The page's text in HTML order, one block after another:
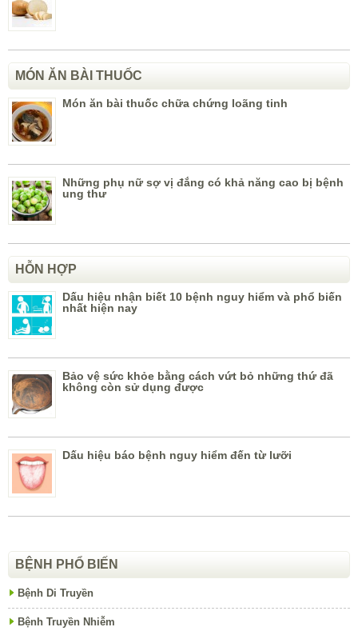
MÓN ĂN BÀI THUỐC
Món ăn bài thuốc chữa chứng loãng tinh
Những phụ nữ sợ vị đắng có khả năng cao bị bệnh
ung thư
HỖN HỢP
Dấu hiệu nhận biết 10 bệnh nguy hiểm và phổ biến
nhất hiện nay
Bảo vệ sức khỏe bằng cách vứt bỏ những thứ đã
không còn sử dụng được
Dấu hiệu báo bệnh nguy hiểm đến từ lưỡi
BỆNH PHỔ BIẾN
Bệnh Di Truyền
Bệnh Truyền Nhiễm